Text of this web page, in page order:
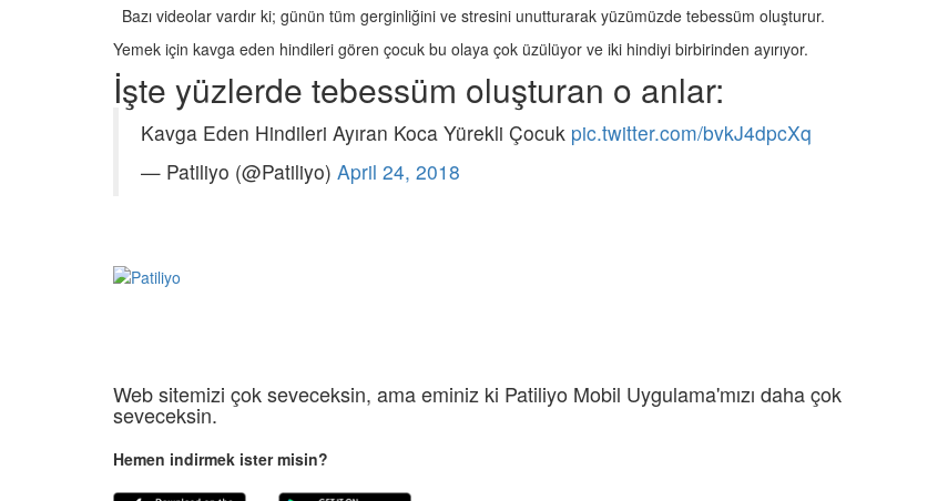
Bazı videolar vardır ki; günün tüm gerginliğini ve stresini unutturarak yüzümüzde tebessüm oluşturur.
Yemek için kavga eden hindileri gören çocuk bu olaya çok üzülüyor ve iki hindiyi birbirinden ayırıyor.
İşte yüzlerde tebessüm oluşturan o anlar:
Kavga Eden Hindileri Ayıran Koca Yürekli Çocuk pic.twitter.com/bvkJ4dpcXq
— Patiliyo (@Patiliyo) April 24, 2018
Web sitemizi çok seveceksin, ama eminiz ki Patiliyo Mobil Uygulama'mızı daha çok
seveceksin.
Hemen indirmek ister misin?
27.05.2020 27.05.2020
Sokak Köpeğini
Tekerlekleri
Yardım Elini
Kanyona
Döndüren İnsanlar ve İç Isıtan
Canavar Diye İlan Edilen Yavru
Bulunan Yavru Kedinin Hüzün